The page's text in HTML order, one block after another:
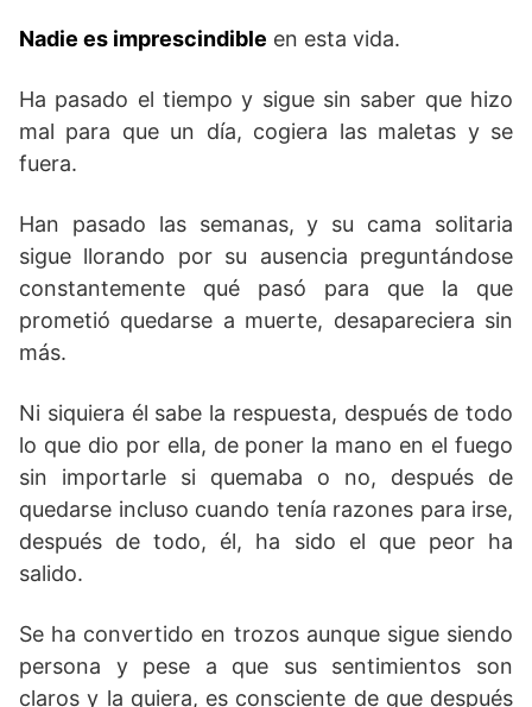
Nadie es imprescindible en esta vida.
Ha pasado el tiempo y sigue sin saber que hizo
mal para que un día, cogiera las maletas y se
fuera.
Han pasado las semanas, y su cama solitaria
sigue llorando por su ausencia preguntándose
constantemente qué pasó para que la que
prometió quedarse a muerte, desapareciera sin
más.
Ni siquiera él sabe la respuesta, después de todo
lo que dio por ella, de poner la mano en el fuego
sin importarle si quemaba o no, después de
quedarse incluso cuando tenía razones para irse,
después de todo, él, ha sido el que peor ha
salido.
Se ha convertido en trozos aunque sigue siendo
persona y pese a que sus sentimientos son
claros y la quiera, es consciente de que después